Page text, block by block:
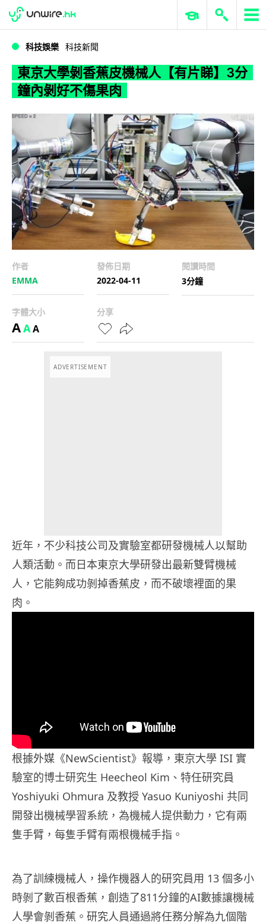
WWDC 2026 ERP 與商業 AI
科技娛樂 科技新聞
東京大學剝香蕉皮機械人【有片睇】3分
鐘內剝好不傷果肉
作者
EMMA
發佈日期
2022-04-11
閱讀時間
3分鐘
字體大小
AAA
分享
ADVERTISEMENT
近年，不少科技公司及實驗室都研發機械人以幫助
人類活動。而日本東京大學研發出最新雙臂機械
人，它能夠成功剝掉香蕉皮，而不破壞裡面的果
肉。
根據外媒《NewScientist》報導，東京大學 ISI 實
驗室的博士研究生 Heecheol Kim、特任研究員
Yoshiyuki Ohmura 及教授 Yasuo Kuniyoshi 共同
開發出機械學習系統，為機械人提供動力，它有兩
隻手臂，每隻手臂有兩根機械手指。
為了訓練機械人，操作機器人的研究員用 13 個多小
時剝了數百根香蕉，創造了811分鐘的AI數據讓機械
人學會剝香蕉。研究人員通過將任務分解為九個階